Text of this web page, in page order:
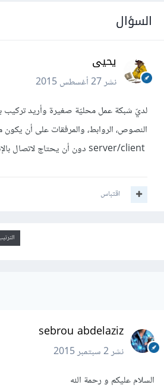
السؤال
يحيى
نشر27 أغسطس 2015
لديّ شبكة عمل محليّة صغيرة وأريد تركيب
النصوص، الروابط، والمرفقات على أن يكون
اقتباس
sebrou abdelaziz
نشر2 سبتمبر 2015
السلام عليكم و رحمة الله